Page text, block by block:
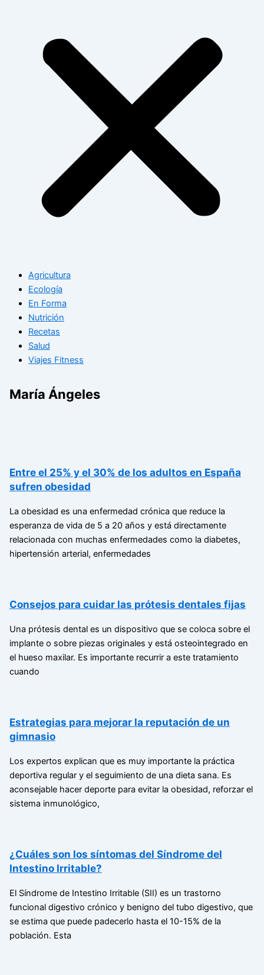
Agricultura
Ecología
En Forma
Nutrición
Recetas
Salud
Viajes Fitness
María Ángeles
Entre el 25% y el 30% de los adultos en España
sufren obesidad
La obesidad es una enfermedad crónica que reduce la
esperanza de vida de 5 a 20 años y está directamente
relacionada con muchas enfermedades como la diabetes,
hipertensión arterial, enfermedades
Consejos para cuidar las prótesis dentales fijas
Una prótesis dental es un dispositivo que se coloca sobre el
implante o sobre piezas originales y está osteointegrado en
el hueso maxilar. Es importante recurrir a este tratamiento
cuando
Estrategias para mejorar la reputación de un
gimnasio
Los expertos explican que es muy importante la práctica
deportiva regular y el seguimiento de una dieta sana. Es
aconsejable hacer deporte para evitar la obesidad, reforzar el
sistema inmunológico,
¿Cuáles son los síntomas del Síndrome del
Intestino Irritable?
El Síndrome de Intestino Irritable (SII) es un trastorno
funcional digestivo crónico y benigno del tubo digestivo, que
se estima que puede padecerlo hasta el 10-15% de la
población. Esta